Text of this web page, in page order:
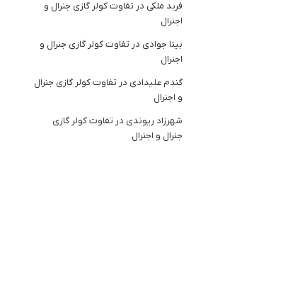
فربد ملکی در تفاوت کولر گازی جنرال و
اجنرال
بیتا جوادی در تفاوت کولر گازی جنرال و
اجنرال
گندم علیدادی در تفاوت کولر گازی جنرال
و اجنرال
شهرزاد ریوندی در تفاوت کولر گازی
جنرال و اجنرال